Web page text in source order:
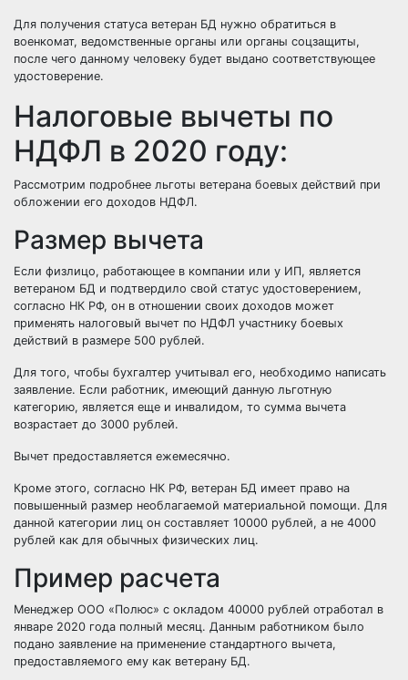
Для получения статуса ветеран БД нужно обратиться в
военкомат, ведомственные органы или органы соцзащиты,
после чего данному человеку будет выдано соответствующее
удостоверение.
Налоговые вычеты по
НДФЛ в 2020 году:
Рассмотрим подробнее льготы ветерана боевых действий при
обложении его доходов НДФЛ.
Размер вычета
Если физлицо, работающее в компании или у ИП, является
ветераном БД и подтвердило свой статус удостоверением,
согласно НК РФ, он в отношении своих доходов может
применять налоговый вычет по НДФЛ участнику боевых
действий в размере 500 рублей.
Для того, чтобы бухгалтер учитывал его, необходимо написать
заявление. Если работник, имеющий данную льготную
категорию, является еще и инвалидом, то сумма вычета
возрастает до 3000 рублей.
Вычет предоставляется ежемесячно.
Кроме этого, согласно НК РФ, ветеран БД имеет право на
повышенный размер необлагаемой материальной помощи. Для
данной категории лиц он составляет 10000 рублей, а не 4000
рублей как для обычных физических лиц.
Пример расчета
Менеджер ООО «Полюс» с окладом 40000 рублей отработал в
январе 2020 года полный месяц. Данным работником было
подано заявление на применение стандартного вычета,
предоставляемого ему как ветерану БД.